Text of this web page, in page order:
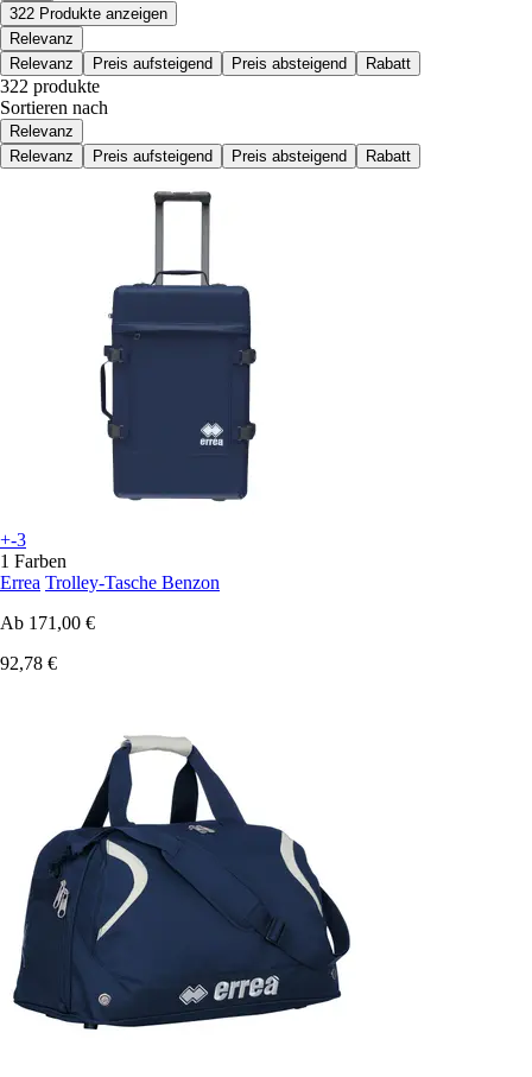
322 Produkte anzeigen
Relevanz
Relevanz
Preis aufsteigend Preis absteigend Rabatt
322 produkte
Sortieren nach
Relevanz
Relevanz
Preis aufsteigend Preis absteigend Rabatt
+-3
1 Farben
Errea Trolley-Tasche Benzon
Ab 171,00 €
92,78 €